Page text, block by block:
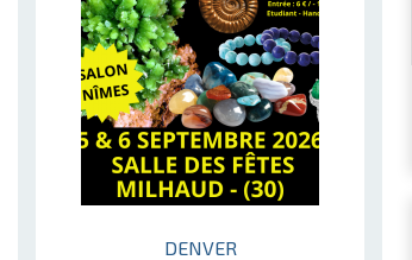
DENVER